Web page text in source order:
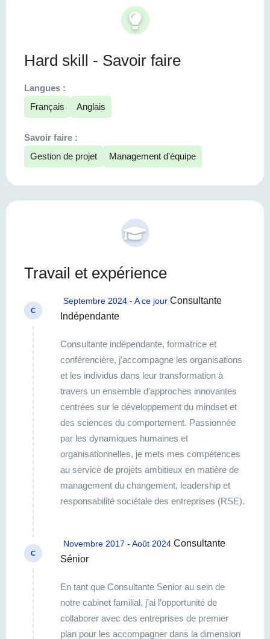
Hard skill - Savoir faire
Langues :
Français
Anglais
Savoir faire :
Gestion de projet
Management d'équipe
Travail et expérience
C
Septembre 2024 - A ce jour Consultante
Indépendante
Consultante indépendante, formatrice et
conférencière, j'accompagne les organisations
et les individus dans leur transformation à
travers un ensemble d'approches innovantes
centrées sur le développement du mindset et
des sciences du comportement. Passionnée
par les dynamiques humaines et
organisationnelles, je mets mes compétences
au service de projets ambitieux en matière de
management du changement, leadership et
responsabilité sociétale des entreprises (RSE).
et la mise en œuvre de transformations
organisationnelles réussies. Grâce à mon
management et en leadership, j’aide les
équipes à surmonter les résistances au
changement et à adopter des stratégies
C
Novembre 2017 - Août 2024 Consultante
Sénior
En tant que Consultante Senior au sein de
notre cabinet familial, j’ai l’opportunité de
collaborer avec des entreprises de premier
plan pour les accompagner dans la dimension